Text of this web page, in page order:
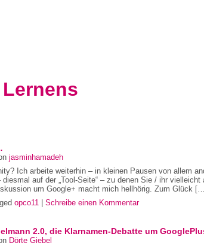
jasminhamadeh
Ich arbeite weiterhin – in kleinen Pausen von allem
auf der „Tool-Seite“ – zu denen Sie / ihr
um Google+ macht mich hellhörig. Zum Glück
opco11 Schreibe einen Kommentar
2.0, die Klarnamen-Debatte um
Dörte Giebel